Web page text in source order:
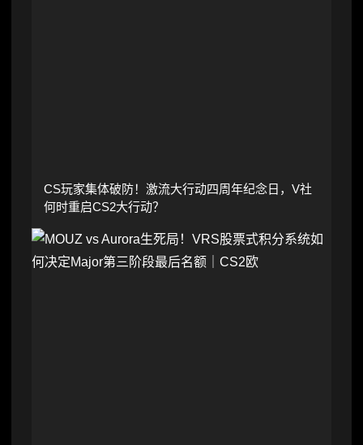
CS玩家集体破防！激流大行动四周年纪念日，V社
何时重启CS2大行动？